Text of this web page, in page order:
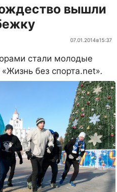
вышли
07.01.2014в15:37
стали молодые
без спорта.net».